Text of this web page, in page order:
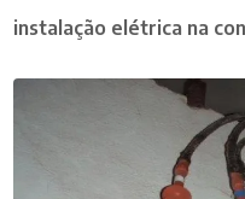
instalação elétrica na